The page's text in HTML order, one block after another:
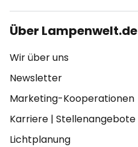
Über Lampenwelt.de
Wir über uns
Newsletter
Marketing-Kooperationen
Karriere | Stellenangebote
Lichtplanung